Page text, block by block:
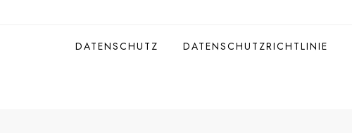
DATENSCHUTZ DATENSCHUTZRICHTLINIE